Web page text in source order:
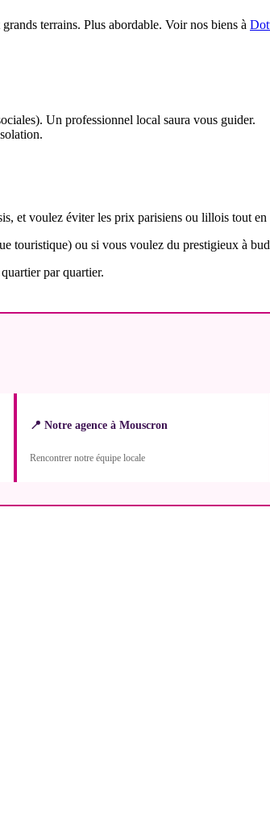
terrains. Plus abordable. Voir nos biens à
Un professionnel local saura vous guider.
et voulez éviter les prix parisiens ou lillois tout en
touristique) ou si vous voulez du prestigieux à
par quartier.
📍 Notre agence à Mouscron
Rencontrer notre équipe locale